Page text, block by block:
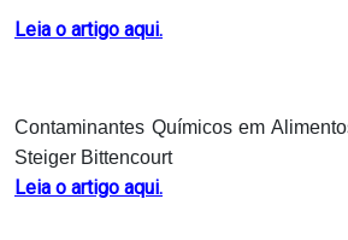
Leia o artigo aqui.
Contaminantes Químicos em
Steiger Bittencourt
Leia o artigo aqui.